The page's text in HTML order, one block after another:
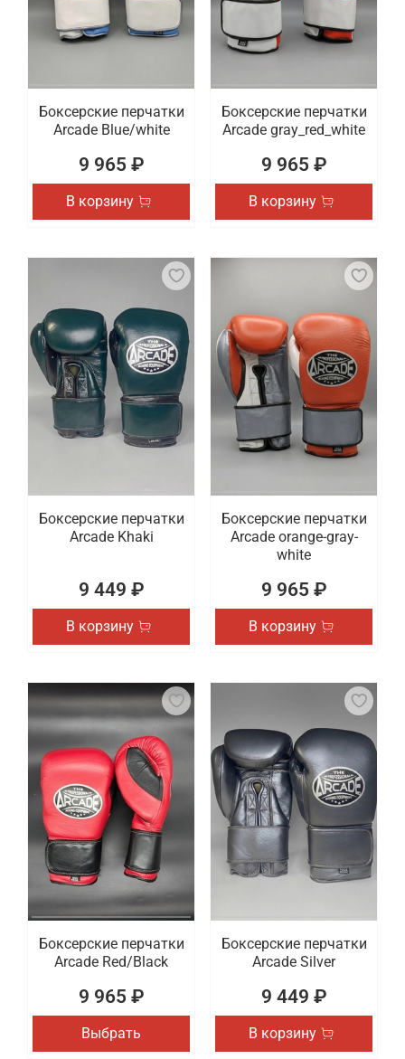
Боксерские перчатки
Arcade Blue/white
9 965 ₽
В корзину
Боксерские перчатки
Arcade gray_red_white
9 965 ₽
В корзину
Боксерские перчатки
Arcade Khaki
9 449 ₽
В корзину
Боксерские перчатки
Arcade orange-gray-
white
9 965 ₽
В корзину
Боксерские перчатки
Arcade Red/Black
9 965 ₽
Выбрать
Боксерские перчатки
Arcade Silver
9 449 ₽
В корзину